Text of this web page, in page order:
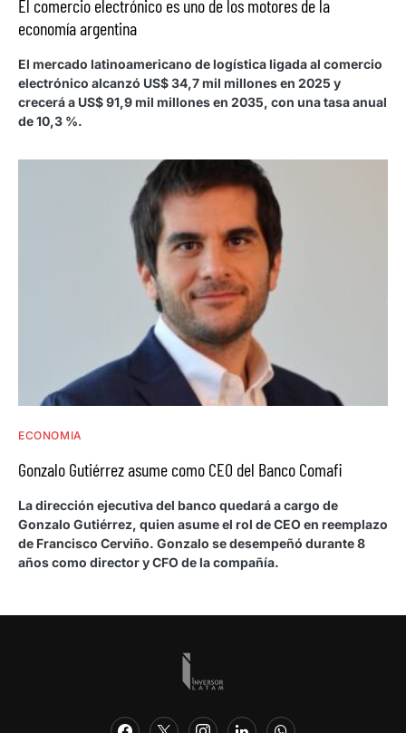
El comercio electrónico es uno de los motores de la
economía argentina
El mercado latinoamericano de logística ligada al comercio
electrónico alcanzó US$ 34,7 mil millones en 2025 y
crecerá a US$ 91,9 mil millones en 2035, con una tasa anual
de 10,3 %.
ECONOMIA
Gonzalo Gutiérrez asume como CEO del Banco Comafi
La dirección ejecutiva del banco quedará a cargo de
Gonzalo Gutiérrez, quien asume el rol de CEO en reemplazo
de Francisco Cerviño. Gonzalo se desempeñó durante 8
años como director y CFO de la compañía.